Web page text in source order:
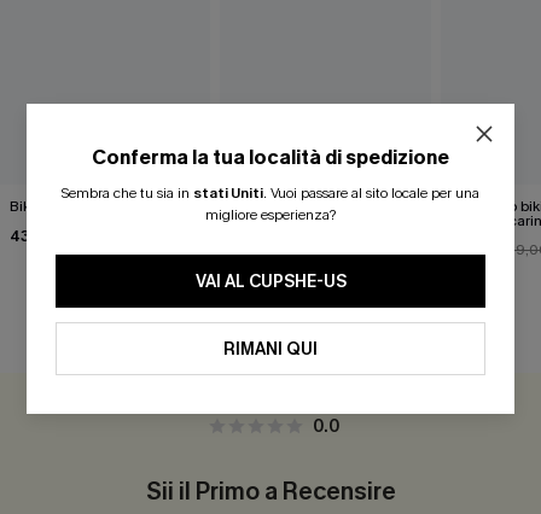
Bikini color rosso ciliegia
43,00 €
Set bikini da piscina con
cartolina di fuga
40,00 €
Completo
davvero
31,00 €
RECENSIONI DEI CLIENTI
0.0
Sii il Primo a Recensire
Conferma la tua località di spedizione
Sembra che tu sia in stati Uniti. Vuoi passare al sito locale per una
migliore esperienza?
VAI AL CUPSHE-US
RIMANI QUI